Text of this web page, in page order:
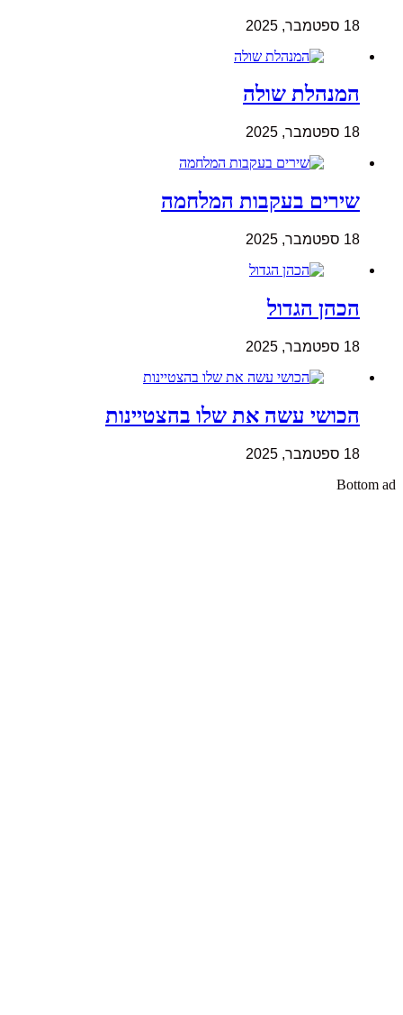
18 ספטמבר, 2025
המנהלת שולה
18 ספטמבר, 2025
שירים בעקבות המלחמה
18 ספטמבר, 2025
הכהן הגדול
18 ספטמבר, 2025
הכושי עשה את שלו בהצטיינות
18 ספטמבר, 2025
Bottom ad